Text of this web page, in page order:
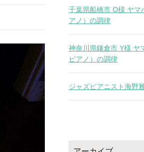
千葉県船橋市 O様 ヤマ
アノ）の調律
神奈川県鎌倉市 Y様 ヤ
ピアノ）の調律
ジャズピアニスト海野